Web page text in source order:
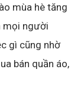
mùa hè tăng
mọi người
gì cũng nhờ
bán quần áo,